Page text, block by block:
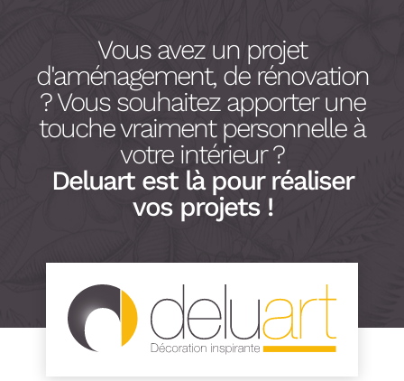
Vous avez un projet
d'aménagement, de rénovation
? Vous souhaitez apporter une
touche vraiment personnelle à
votre intérieur ?
Deluart est là pour réaliser
vos projets !